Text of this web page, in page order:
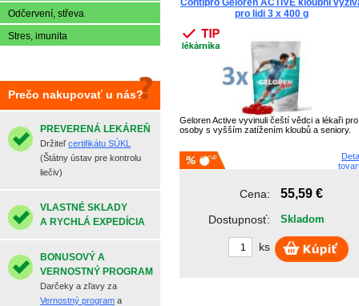
Bayer HealthC...
Contipro Geloren ACTIVE kloubní
pro lidi 3 x 400 g
Geloren Active vyvinuli čeští vědci a lékaři pro
osoby s vyšším zatížením kloubů a seniory.
Cena: 55,59 €
Dostupnosť: Skladom
ks
Odčervení, střeva
Stres, imunita
Prečo nakupovať u nás?
PREVERENÁ LEKÁREŇ
Držiteľcertifikátu SÚKL
(Štátny ústav pre kontrolu
liečiv)
VLASTNÉ SKLADY
A RYCHLÁ EXPEDÍCIA
BONUSOVÝ A
VERNOSTNÝ PROGRAM
Darčeky a zľavy za
Vernostný program a